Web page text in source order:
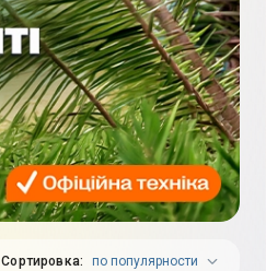
Сортировка по популярности